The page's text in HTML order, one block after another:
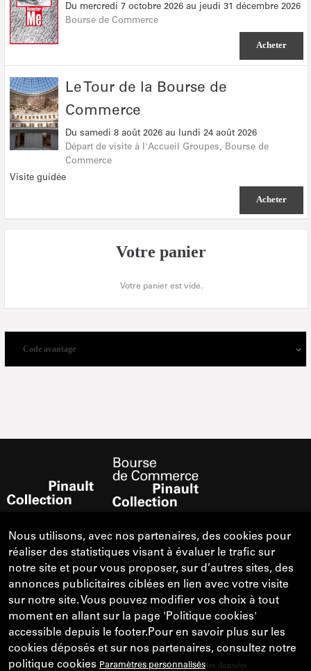
07/10-
31/12
Du mercredi 7 octobre 2026 au
jeudi 31 décembre 2026
Bourse de Commerce
Acheter
Le
Tour
de
la
Bourse
de
Le Tour de la Bourse de
Commerce
Du samedi 8 août 2026 au lundi 24 août 2026
Départ de visite à l'Accueil Groupes
Bourse de
Commerce
Visite guidée
Acheter
Votre panier
Votre panier est vide.
Code avantage
Nous utilisons, avec nos partenaires, des cookies pour
réaliser des statistiques visant à évaluer le trafic sur
notre site et pour vous proposer, sur d’autres sites, des
annonces publicitaires ciblées en lien avec votre visite
sur notre site. Vous pouvez modifier vos choix à tout
moment en allant sur la page 'Politique cookies'
accessible depuis le footer.Pour en savoir plus sur les
cookies déposés et sur nos partenaires, consultez notre
politique cookies Paramètres personnalisés